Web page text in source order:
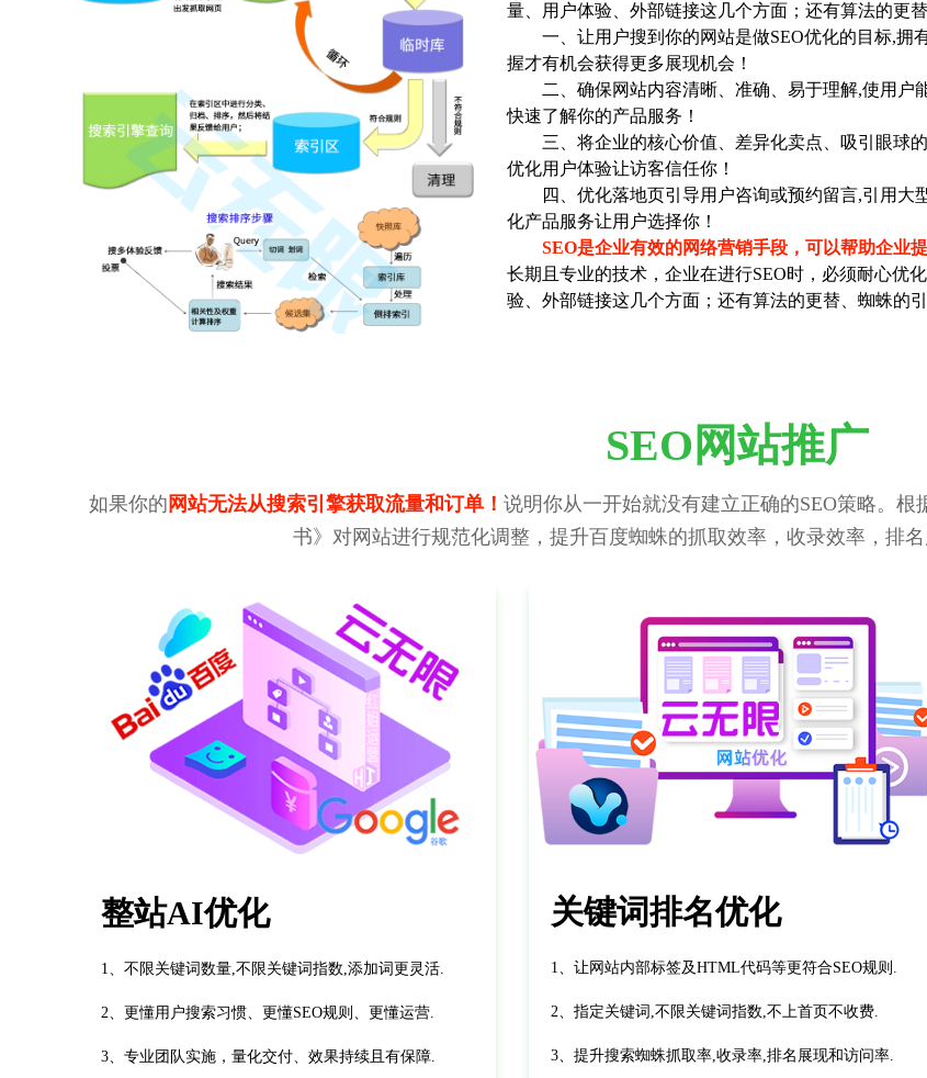
量、用户体验、外部链接这几个方面；还有算法的更
一、让用户搜到你的网站是做SEO优化的目标,拥
握才有机会获得更多展现机会！
二、确保网站内容清晰、准确、易于理解,使用
快速了解你的产品服务！
三、将企业的核心价值、差异化卖点、吸引眼球
优化用户体验让访客信任你！
四、优化落地页引导用户咨询或预约留言,引用
化产品服务让用户选择你！
SEO是企业有效的网络营销手段，可以帮助企业
长期且专业的技术，企业在进行SEO时，必须耐心优
验、外部链接这几个方面；还有算法的更替、蜘蛛的
SEO网站推广
如果你的 网站无法从搜索引擎获取流量和订单！ 说明你从一开始就没有建立正确的SEO策略。
书》对网站进行规范化调整，提升百度蜘蛛的抓取效率，收录效率，排名
整站AI优化
1、不限关键词数量,不限关键词指数,添加词更灵活.
2、更懂用户搜索习惯、更懂SEO规则、更懂运营.
3、专业团队实施，量化交付、效果持续且有保障.
关键词排名优化
1、让网站内部标签及HTML代码等更符合SEO规则.
2、指定关键词,不限关键词指数,不上首页不收费.
3、提升搜索蜘蛛抓取率,收录率,排名展现和访问率.